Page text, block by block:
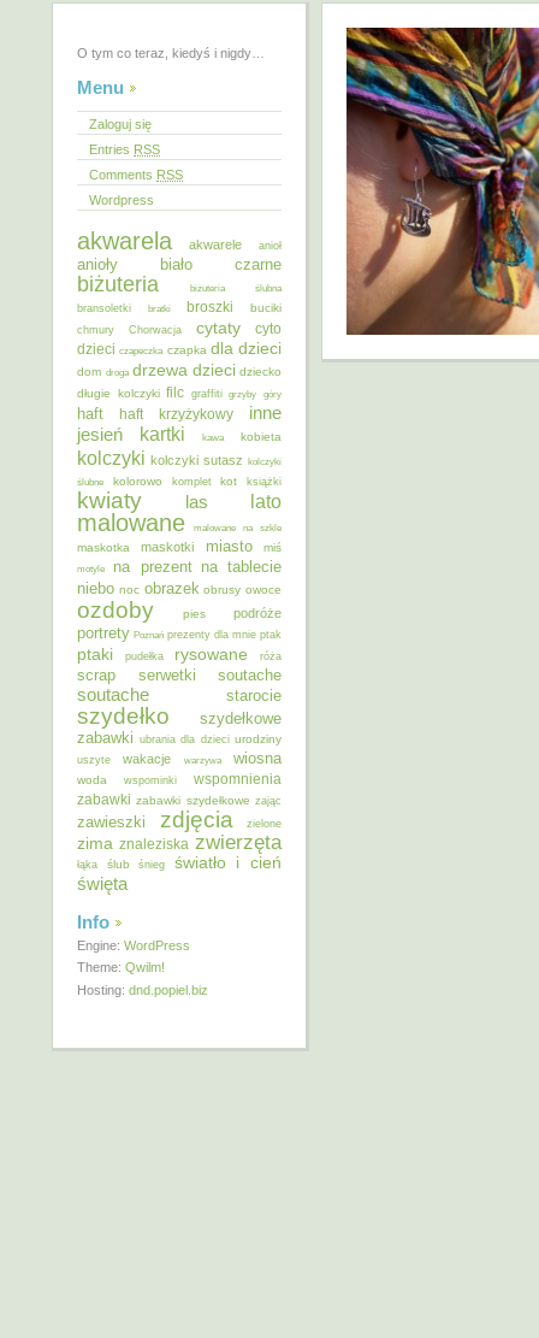
O tym co teraz, kiedyś i nigdy…
Menu
Zaloguj się
Entries RSS
Comments RSS
Wordpress
akwarela akwarele anioł
anioły biało czarne
biżuteria
biżuteria ślubna
bransoletki
bratki broszki buciki
chmury Chorwacja cytaty
cyto
dzieci czapeczka czapka dla dzieci
dom droga drzewa dzieci dziecko
długie kolczyki filc graffiti grzyby góry
haft haft krzyżykowy inne
jesień kartki kawa kobieta
kolczyki kolczyki sutasz kolczyki
ślubne
kolorowo komplet kot książki
kwiaty las lato
malowane malowane na szkle
maskotka maskotki miasto miś
motyle na prezent na tablecie
niebo noc obrazek obrusy owoce
ozdoby pies podróże
portrety Poznań prezenty dla mnie ptak
ptaki pudełka rysowane róża
scrap serwetki soutache
soutache starocie
szydełko
szydełkowe
zabawki ubrania dla dzieci urodziny
uszyte wakacje warzywa wiosna
woda wspominki
wspomnienia
zabawki zabawki szydełkowe zając
zawieszki zdjęcia zielone
zima znaleziska zwierzęta
łąka ślub śnieg światło i cień
święta
Info
Engine: WordPress
Theme: Qwilm!
Hosting: dnd.popiel.biz